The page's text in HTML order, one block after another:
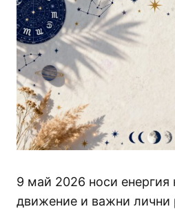
9 май 2026 носи енергия
движение и важни лични